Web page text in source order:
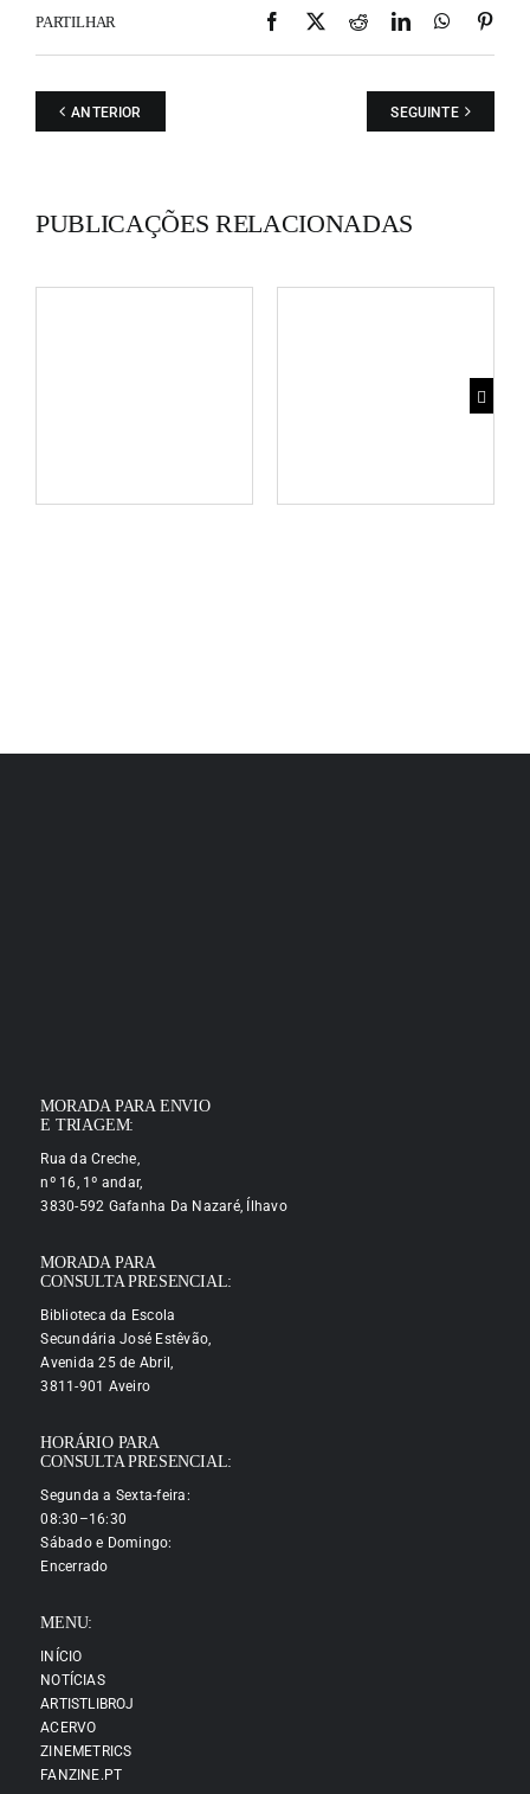
PARTILHAR Facebook
X RedditLinkedIn
ANTERIOR SEGUINTE
PUBLICAÇÕES RELACIONADAS
MORADA PARA ENVIO
E TRIAGEM:
Rua da Creche,
nº 16, 1º andar,
3830-592 Gafanha Da Nazaré, Ílhavo
MORADA PARA
CONSULTA PRESENCIAL:
Biblioteca da Escola
Secundária José Estêvão,
Avenida 25 de Abril,
3811-901 Aveiro
HORÁRIO PARA
CONSULTA PRESENCIAL:
Segunda a Sexta-feira:
08:30–16:30
Sábado e Domingo:
Encerrado
MENU:
INÍCIO
NOTÍCIAS
ARTISTLIBROJ
ACERVO
ZINEMETRICS
FANZINE.PT